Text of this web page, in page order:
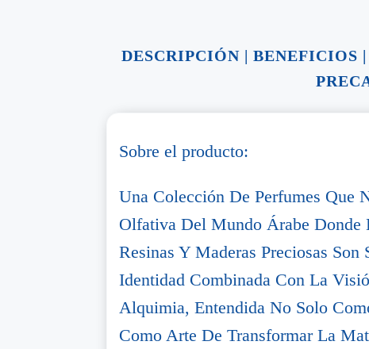
DESCRIPCIÓN| BENEFICIOS |
Sobre el producto:
Una Colección De Perfumes Que
Olfativa Del Mundo Árabe Donde
Resinas Y Maderas Preciosas Son
Identidad Combinada Con La
Alquimia, Entendida No Solo
Como Arte De Transformar La